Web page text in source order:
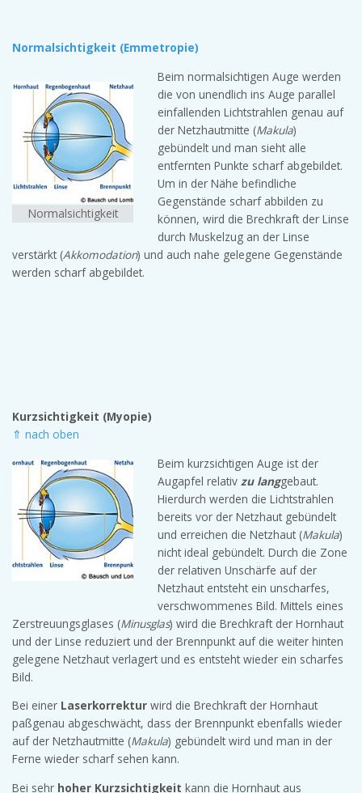
Normalsichtigkeit (Emmetropie)
Normalsichtigkeit
Beim normalsichtigen Auge werden
die von unendlich ins Auge parallel
einfallenden Lichtstrahlen genau auf
der Netzhautmitte (Makula)
gebündelt und man sieht alle
entfernten Punkte scharf abgebildet.
Um in der Nähe befindliche
Gegenstände scharf abbilden zu
können, wird die Brechkraft der Linse
durch Muskelzug an der Linse
verstärkt (Akkomodation) und auch nahe gelegene Gegenstände
werden scharf abgebildet.
Kurzsichtigkeit (Myopie)
⇑ nach oben
Beim kurzsichtigen Auge ist der
Augapfel relativ zu langgebaut.
Hierdurch werden die Lichtstrahlen
bereits vor der Netzhaut gebündelt
und erreichen die Netzhaut (Makula)
nicht ideal gebündelt. Durch die Zone
der relativen Unschärfe auf der
Netzhaut entsteht ein unscharfes,
verschwommenes Bild. Mittels eines
Zerstreuungsglases (Minusglas) wird die Brechkraft der Hornhaut
und der Linse reduziert und der Brennpunkt auf die weiter hinten
gelegene Netzhaut verlagert und es entsteht wieder ein scharfes
Bild.
Bei einer Laserkorrektur wird die Brechkraft der Hornhaut
paßgenau abgeschwächt, dass der Brennpunkt ebenfalls wieder
auf der Netzhautmitte (Makula) gebündelt wird und man in der
Ferne wieder scharf sehen kann.
Bei sehr hoher Kurzsichtigkeit kann die Hornhaut aus